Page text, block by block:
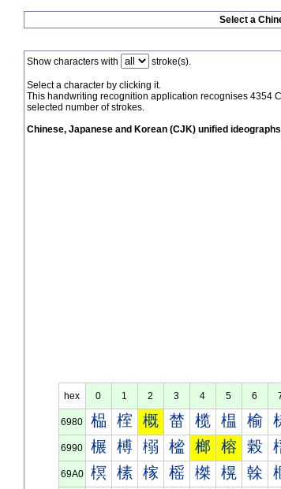
Select a
Show characters with stroke(s).
Select a character by clicking it.
This handwriting recognition application recognises 4354
selected number of strokes.
Chinese, Japanese and Korean (CJK) unified ideographs
hex 0 1 2 3 4 5 6
6980 榀 榁 概 榃 榄 榅 榆
6990 榐 榑 榒 榓 榔 榕 榖
69A0 榠 榡 榢 榣 榤 榥 榦